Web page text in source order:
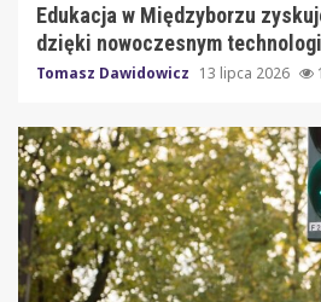
Edukacja w Międzyborzu
dzięki nowoczesnym
Tomasz Dawidowicz 13 lipca 2026